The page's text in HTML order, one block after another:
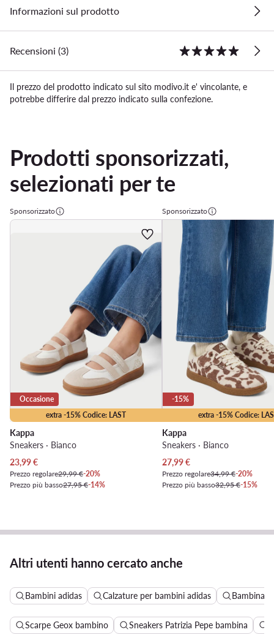
Informazioni sul prodotto
Recensioni (3)
Il prezzo del prodotto indicato sul sito modivo.it e' vincolante, e
potrebbe differire dal prezzo indicato sulla confezione.
Prodotti sponsorizzati,
selezionati per te
Sponsorizzato
extra -15% Codice: LAST
Occasione
Kappa
Sneakers · Bianco
Prezzo attuale
23,99€
Prezzo regolare29,99 €-20%
Prezzo più basso27,95 €-14%
Sponsorizzato
extra -15% Codice:
-15%
Kappa
Sneakers · Bianco
Prezzo attuale
27,99€
Prezzo regolare34,99 €-20%
Prezzo più basso32,95 €-15%
Altri utenti hanno cercato anche
Bambini adidas Calzature per bambini adidas Bambina
Scarpe Geox bambino Sneakers Patrizia Pepe bambina